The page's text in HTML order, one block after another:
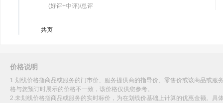
(好评+中评)/总评
共页
价格说明
1.划线价格指商品或服务的门市价、服务提供商的指导价、零售价或该商品或
格与您预订时展示的价格不一致，该价格仅供您参考。
2.未划线价格指商品或服务的实时标价，为在划线价基础上计算的优惠金额。